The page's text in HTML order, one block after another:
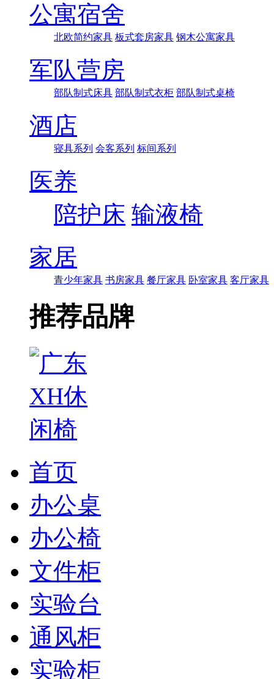
公寓宿舍
北欧简约家具 板式套房家具 钢木公寓家具
军队营房
部队制式床具 部队制式衣柜 部队制式桌椅
酒店
寝具系列 会客系列 标间系列
医养
陪护床 输液椅
家居
青少年家具 书房家具 餐厅家具 卧室家具 客厅家具
推荐品牌
首页
办公桌
办公椅
文件柜
实验台
通风柜
实验柜